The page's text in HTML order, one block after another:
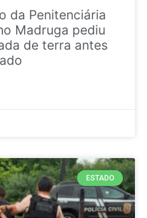
da Penitenciária
Madruga pediu
de terra antes
ESTADO